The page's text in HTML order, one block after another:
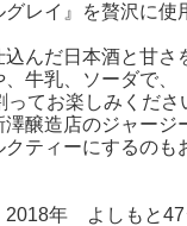
グレイ』を贅沢に
んだ日本酒と甘さ
、牛乳、ソーダで、
ってお楽しみくださ
澤醸造店のジャージ
ティーにするのも
2018年 よしもと